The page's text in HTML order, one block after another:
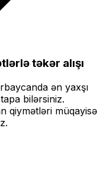
təkər alışı
ən yaxşı
bilərsiniz.
qiymətləri müqayisə